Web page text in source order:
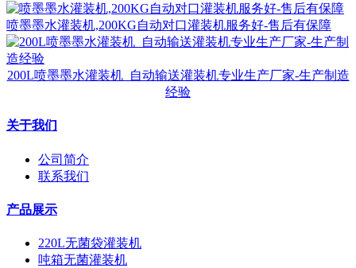
喷墨墨水灌装机,200KG自动对口灌装机服务好-售后有保障
200L喷墨墨水灌装机_自动输送灌装机专业生产厂家-生产制造
经验
关于我们
公司简介
联系我们
产品展示
220L无菌袋灌装机
吨箱无菌灌装机